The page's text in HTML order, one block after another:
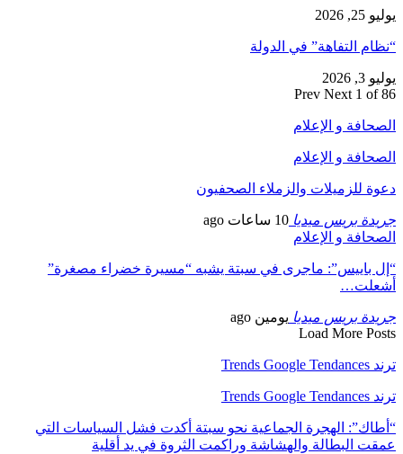
يوليو 25, 2026
“نظام التفاهة” في الدولة
يوليو 3, 2026
Prev Next 1 of 86
الصحافة و الإعلام
الصحافة و الإعلام
دعوة للزميلات والزملاء الصحفيون
جريدة بريس ميديا 10 ساعات ago
الصحافة و الإعلام
“إل باييس”: ماجرى في سبتة يشبه “مسيرة خضراء مصغرة”
أشعلت…
جريدة بريس ميديا يومين ago
Load More Posts
ترند Trends Google Tendances
ترند Trends Google Tendances
“أطاك”: الهجرة الجماعية نحو سبتة أكدت فشل السياسات التي
عمقت البطالة والهشاشة وراكمت الثروة في يد أقلية